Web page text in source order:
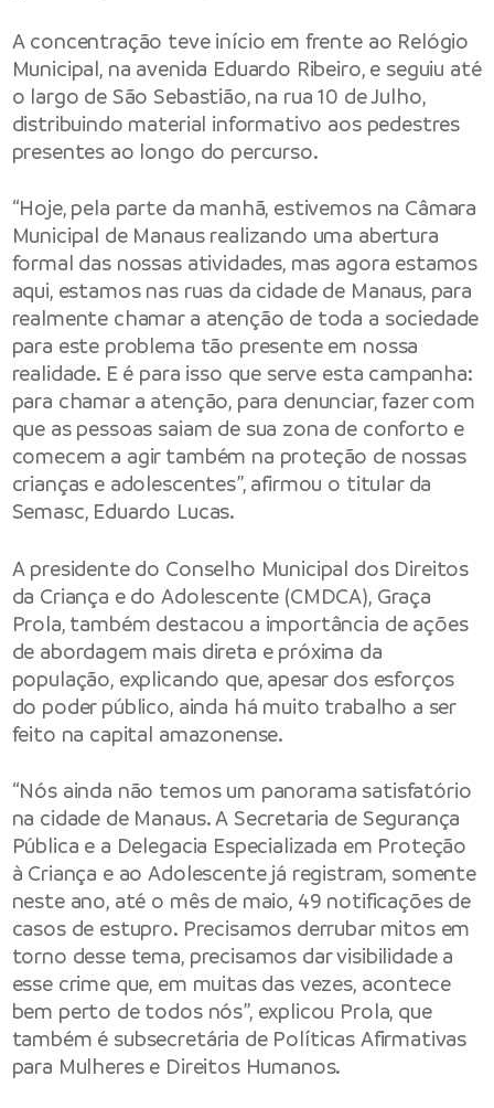
A concentração teve início em frente ao Relógio
Municipal, na avenida Eduardo Ribeiro, e seguiu até
o largo de São Sebastião, na rua 10 de Julho,
distribuindo material informativo aos pedestres
presentes ao longo do percurso.
“Hoje, pela parte da manhã, estivemos na Câmara
Municipal de Manaus realizando uma abertura
formal das nossas atividades, mas agora estamos
aqui, estamos nas ruas da cidade de Manaus, para
realmente chamar a atenção de toda a sociedade
para este problema tão presente em nossa
realidade. E é para isso que serve esta campanha:
para chamar a atenção, para denunciar, fazer com
que as pessoas saiam de sua zona de conforto e
comecem a agir também na proteção de nossas
crianças e adolescentes”, afirmou o titular da
Semasc, Eduardo Lucas.
A presidente do Conselho Municipal dos Direitos
da Criança e do Adolescente (CMDCA), Graça
Prola, também destacou a importância de ações
de abordagem mais direta e próxima da
população, explicando que, apesar dos esforços
do poder público, ainda há muito trabalho a ser
feito na capital amazonense.
“Nós ainda não temos um panorama satisfatório
na cidade de Manaus. A Secretaria de Segurança
Pública e a Delegacia Especializada em Proteção
à Criança e ao Adolescente já registram, somente
neste ano, até o mês de maio, 49 notificações de
casos de estupro. Precisamos derrubar mitos em
torno desse tema, precisamos dar visibilidade a
esse crime que, em muitas das vezes, acontece
bem perto de todos nós”, explicou Prola, que
também é subsecretária de Políticas Afirmativas
para Mulheres e Direitos Humanos.